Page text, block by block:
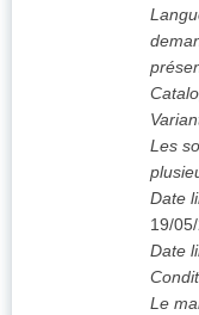
Les
Date
19/
Date
Le